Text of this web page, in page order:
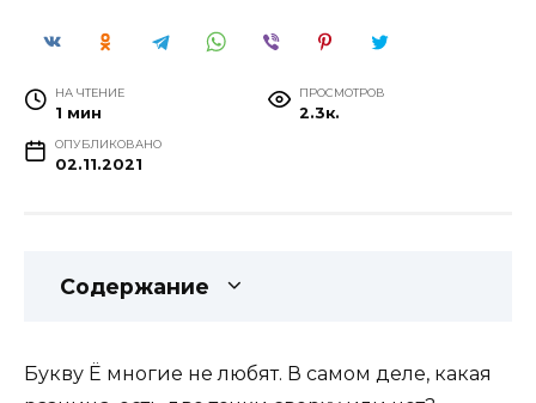
НА ЧТЕНИЕ
1 мин
ПРОСМОТРОВ
2.3к.
ОПУБЛИКОВАНО
02.11.2021
Содержание
Букву Ё многие не любят. В самом деле, какая